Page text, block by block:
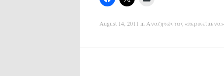
August 14, 2011 in Αναζητώντας «περικείμενα»